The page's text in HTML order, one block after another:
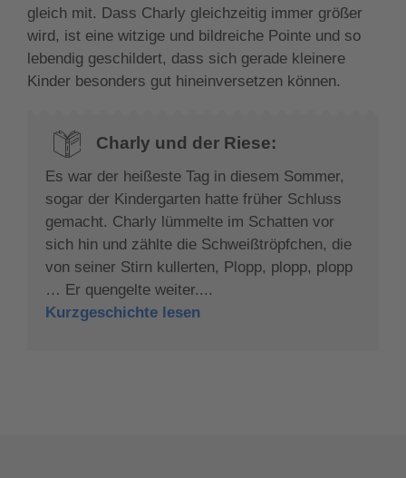
gleich mit. Dass Charly gleichzeitig immer größer
wird, ist eine witzige und bildreiche Pointe und so
lebendig geschildert, dass sich gerade kleinere
Kinder besonders gut hineinversetzen können.
Charly und der Riese:
Es war der heißeste Tag in diesem Sommer,
sogar der Kindergarten hatte früher Schluss
gemacht. Charly lümmelte im Schatten vor
sich hin und zählte die Schweißtröpfchen, die
von seiner Stirn kullerten, Plopp, plopp, plopp
… Er quengelte weiter....
Kurzgeschichte lesen